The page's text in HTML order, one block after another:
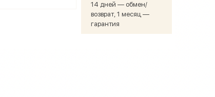
14 дней — обмен/
возврат, 1 месяц —
гарантия